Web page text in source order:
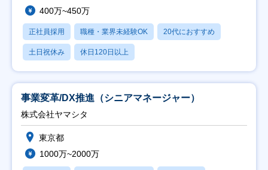
400万~450万
正社員採用 職種・業界未経験OK 20代におすすめ
土日祝休み 休日120日以上
事業変革/DX推進（シニアマネージャー）
株式会社ヤマシタ
東京都
1000万~2000万